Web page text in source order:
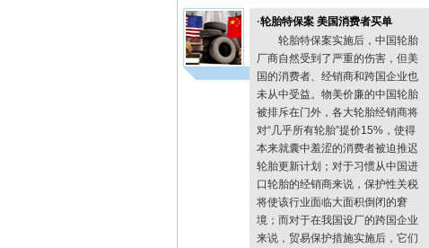
·轮胎特保案 美国消费者买单
轮胎特保案实施后，中国轮胎
厂商自然受到了严重的伤害，但美
国的消费者、经销商和跨国企业也
未从中受益。物美价廉的中国轮胎
被排斥在门外，各大轮胎经销商将
对“几乎所有轮胎”提价15%，使得
本来就囊中羞涩的消费者被迫推迟
轮胎更新计划；对于习惯从中国进
口轮胎的经销商来说，保护性关税
将使该行业面临大面积倒闭的窘
境；而对于在我国设厂的跨国企业
来说，贸易保护措施实施后，它们